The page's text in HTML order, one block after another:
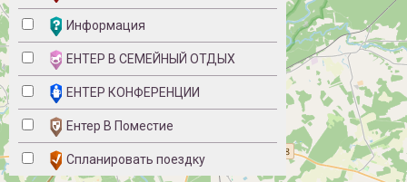
Информация
ЕНТЕР B СЕМЕЙНЫЙ ОТДЫХ
ЕНТЕР КОНФЕРЕНЦИИ
Ентер В Поместие
Спланировать поездку